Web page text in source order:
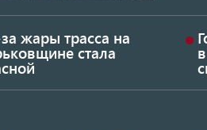
жары трасса на
стала